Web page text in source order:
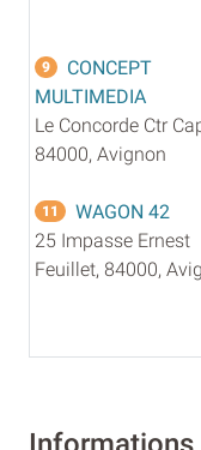
9
CONCEPT
MULTIMEDIA
Le Concorde Ctr
84000, Avignon
11
WAGON 42
25 Impasse Ernest
Feuillet, 84000,